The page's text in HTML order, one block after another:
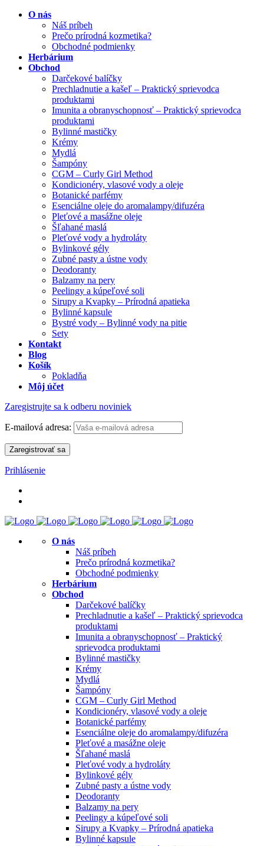
O nás
Náš príbeh
Prečo prírodná kozmetika?
Obchodné podmienky
Herbárium
Obchod
Darčekové balíčky
Prechladnutie a kašeľ – Praktický sprievodca
produktami
Imunita a obranyschopnosť – Praktický sprievodca
produktami
Bylinné mastičky
Krémy
Mydlá
Šampóny
CGM – Curly Girl Method
Kondicionéry, vlasové vody a oleje
Botanické parfémy
Esenciálne oleje do aromalampy/difuzéra
Pleťové a masážne oleje
Šľahané maslá
Pleťové vody a hydroláty
Bylinkové gély
Zubné pasty a ústne vody
Deodoranty
Balzamy na pery
Peelingy a kúpeľové soli
Sirupy a Kvapky – Prírodná apatieka
Bylinné kapsule
Bystré vody – Bylinné vody na pitie
Sety
Kontakt
Blog
Košík
Pokladňa
Môj účet
Zaregistrujte sa k odberu noviniek
E-mailová adresa:
Prihlásenie
O nás
Náš príbeh
Prečo prírodná kozmetika?
Obchodné podmienky
Herbárium
Obchod
Darčekové balíčky
Prechladnutie a kašeľ – Praktický sprievodca
produktami
Imunita a obranyschopnosť – Praktický
sprievodca produktami
Bylinné mastičky
Krémy
Mydlá
Šampóny
CGM – Curly Girl Method
Kondicionéry, vlasové vody a oleje
Botanické parfémy
Esenciálne oleje do aromalampy/difuzéra
Pleťové a masážne oleje
Šľahané maslá
Pleťové vody a hydroláty
Bylinkové gély
Zubné pasty a ústne vody
Deodoranty
Balzamy na pery
Peelingy a kúpeľové soli
Sirupy a Kvapky – Prírodná apatieka
Bylinné kapsule